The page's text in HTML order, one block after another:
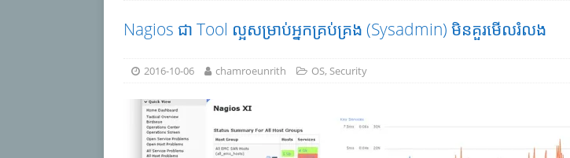
Nagios ជា Tool ល្អសម្រាប់អ្នកគ្រប់គ្រង (Sysadmin) មិនគួរមើលរំលង
2016-10-06 chamroeunrith OS, Security